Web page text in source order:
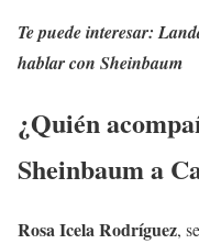
Te puede interesar:
hablar con Sheinbaum
¿Quién
Sheinbaum a
Rosa Icela Rodríguez,